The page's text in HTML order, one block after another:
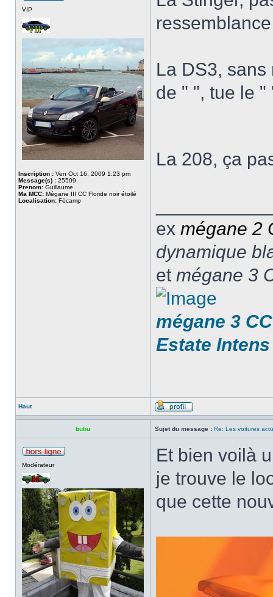
VIP
Inscription : Ven Oct 16, 2009 1:23 pm
Message(s) : 25509
Prenom: Guillaume
Ma MCC: Mégane III CC Floride noir étoilé
Localisation: Fécamp
La DS3,
de " ", tue le "
La 208, ça
ex mégane 2
dynamique
et mégane 3
mégane 3
Estate
Haut
bubu Sujet du message : Re: Les voitures
Modérateur
Et bien voilà
je trouve le
que cette